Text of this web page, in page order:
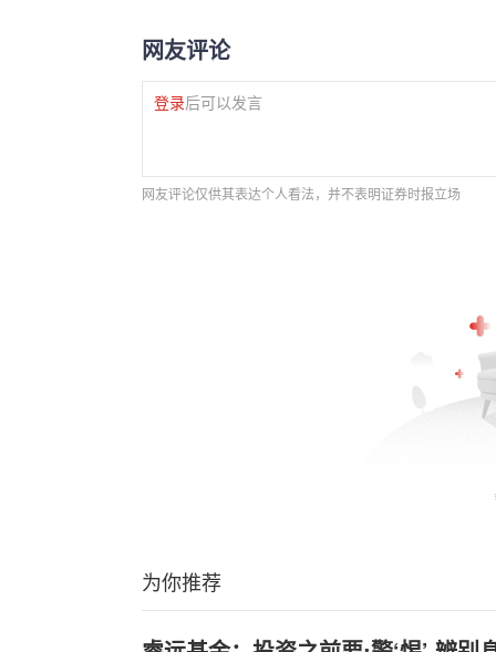
网友评论
登录后可以发言
网友评论仅供其表达个人看法，并不表明证券时报立场
为你推荐